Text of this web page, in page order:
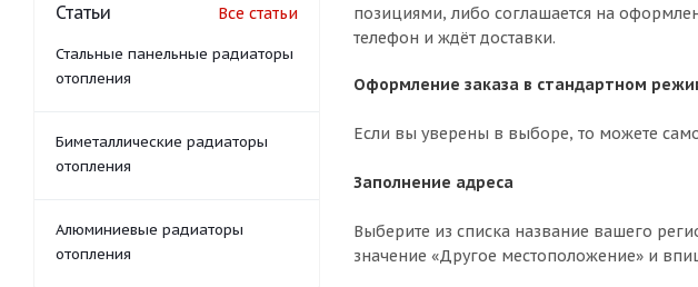
позициями, либо соглашается на
телефон и ждёт доставки.
Оформление заказа в стандартном
Если вы уверены в выборе, то можете
Заполнение адреса
Выберите из списка название вашего
значение «Другое местоположение» и
Статьи Все статьи
Стальные панельные радиаторы
отопления
Биметаллические радиаторы
отопления
Алюминиевые радиаторы
отопления